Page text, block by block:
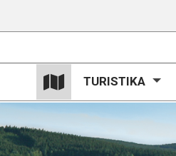
TURISTIKA